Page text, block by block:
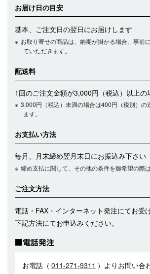
お届け日の目安
基本、ご注文日の翌日にお届けします
お取り寄せの商品は、納期が掛かる場合、事前
ていただきます。
配送料
1回のご注文金額が3,000円（税込）以上の
3,000円（税込）未満の場合は400円（税別）の
ます。
お支払い方法
毎月、月末締め翌月末日にお振込み下さい
締め支払に関して、その他の条件を御希望の際
ご注文方法
電話・FAX・インターネット発注にてお受
下記方法にてお申込みください。
■電話発注
お電話（ 011-271-9311 ）よりお問い合